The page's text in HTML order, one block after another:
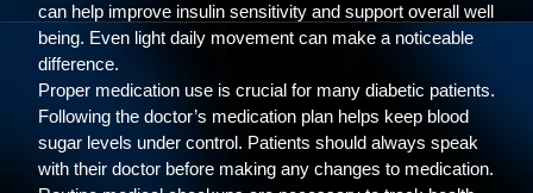
can help improve insulin sensitivity and support overall well
being. Even light daily movement can make a noticeable
difference.
Proper medication use is crucial for many diabetic patients.
Following the doctor’s medication plan helps keep blood
sugar levels under control. Patients should always speak
with their doctor before making any changes to medication.